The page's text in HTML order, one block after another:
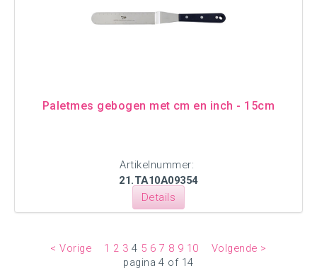
Paletmes gebogen met cm en inch - 15cm
Artikelnummer:
21.TA10A09354
Details
< Vorige 1 2 3 4 5 6 7 8 9 10
Volgende >
pagina 4 of 14